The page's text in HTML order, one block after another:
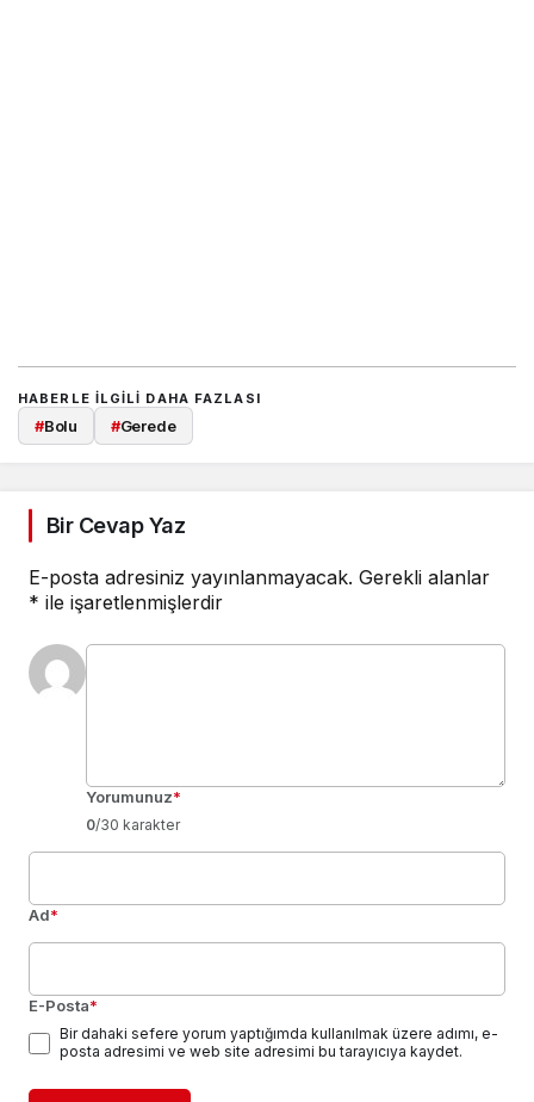
HABERLE ILGILI DAHA FAZLASI
#Bolu #Gerede
Bir Cevap Yaz
E-posta adresiniz yayınlanmayacak. Gerekli alanlar
* ile işaretlenmişlerdir
Yorumunuz*
0/30 karakter
Ad*
E-Posta*
Bir dahaki sefere yorum yaptığımda kullanılmak üzere adımı, e-
posta adresimi ve web site adresimi bu tarayıcıya kaydet.